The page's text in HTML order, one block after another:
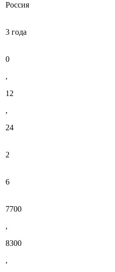
Россия
3 года
0
,
12
,
24
2
6
7700
,
8300
,